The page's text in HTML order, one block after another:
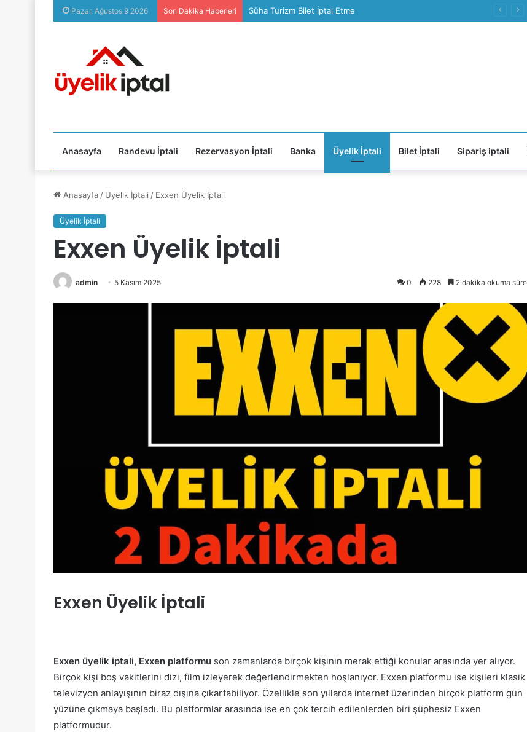
Pazar, Ağustos 9 2026 Son Dakika Haberleri Süha Turizm Bilet İptal Etme
Anasayfa Randevu İptali Rezervasyon İptali Banka Üyelik İptali Bilet İptali Sipariş iptali
Anasayfa / Üyelik İptali / Exxen Üyelik İptali
Üyelik İptali
Exxen Üyelik İptali
admin 5 Kasım 2025 0 228 2 dakika okuma
Exxen Üyelik İptali
Exxen üyelik iptali, Exxen platformu son zamanlarda birçok kişinin merak ettiği konular arasında yer alıyor.
Birçok kişi boş vakitlerini dizi, film izleyerek değerlendirmekten hoşlanıyor. Exxen platformu ise kişileri klasik
televizyon anlayışının biraz dışına çıkartabiliyor. Özellikle son yıllarda internet üzerinden birçok platform gün
yüzüne çıkmaya başladı. Bu platformlar arasında ise en çok tercih edilenlerden biri şüphesiz Exxen
platformudur.